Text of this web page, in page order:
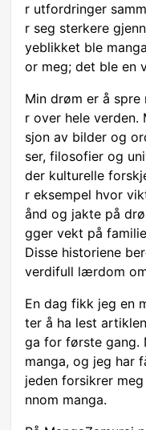
r utfordringer
r seg sterkere
yeblikket ble
or meg; det ble en
Min drøm er å spre
r over hele verden.
sjon av bilder og
ser, filosofier og
der kulturelle
r eksempel hvor
ånd og jakte på
gger vekt på
Disse historiene
verdifull lærdom
En dag fikk jeg en
ter å ha lest
ga for første gang.
manga, og jeg har
jeden forsikrer
nnom manga.